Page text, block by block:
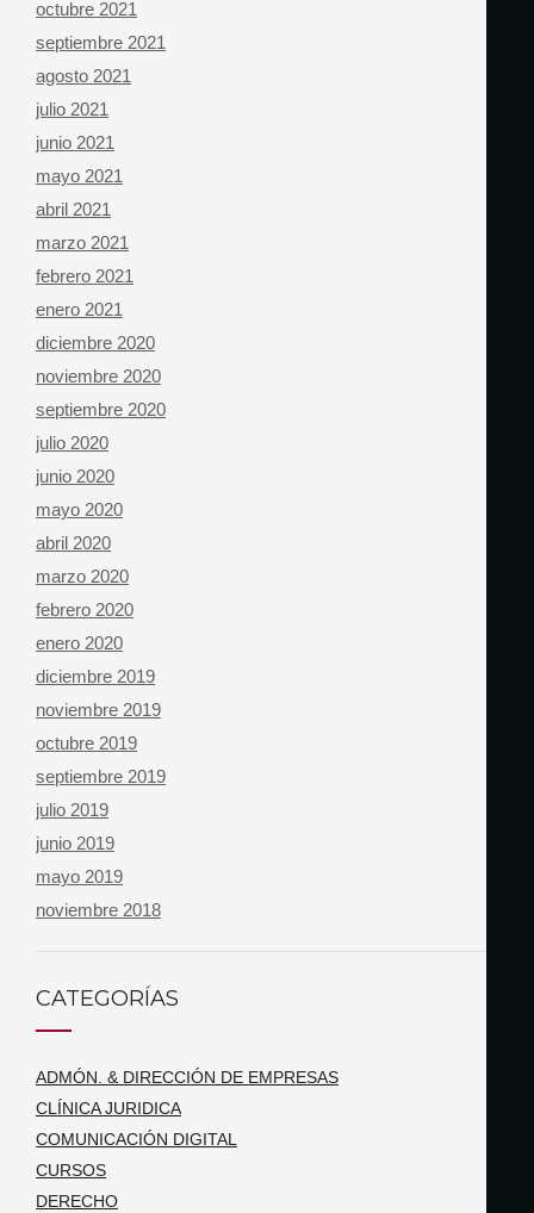
octubre 2021
septiembre 2021
agosto 2021
julio 2021
junio 2021
mayo 2021
abril 2021
marzo 2021
febrero 2021
enero 2021
diciembre 2020
noviembre 2020
septiembre 2020
julio 2020
junio 2020
mayo 2020
abril 2020
marzo 2020
febrero 2020
enero 2020
diciembre 2019
noviembre 2019
octubre 2019
septiembre 2019
julio 2019
junio 2019
mayo 2019
noviembre 2018
CATEGORÍAS
ADMÓN. & DIRECCIÓN DE EMPRESAS
CLÍNICA JURIDICA
COMUNICACIÓN DIGITAL
CURSOS
DERECHO